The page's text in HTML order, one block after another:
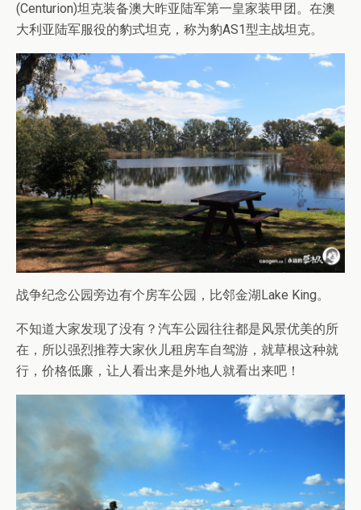
(Centurion)坦克装备澳大昨亚陆军第一皇家装甲团。在澳
大利亚陆军服役的豹式坦克，称为豹AS1型主战坦克。
战争纪念公园旁边有个房车公园，比邻金湖Lake King。
不知道大家发现了没有？汽车公园往往都是风景优美的所
在，所以强烈推荐大家伙儿租房车自驾游，就草根这种就
行，价格低廉，让人看出来是外地人就看出来吧！